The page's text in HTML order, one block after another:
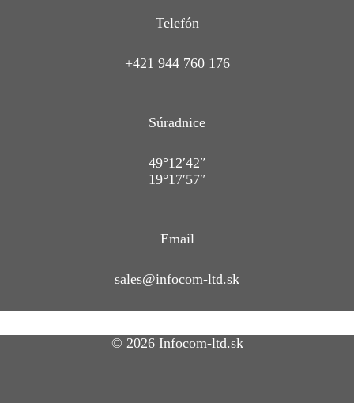
Telefón
+421 944 760 176
Súradnice
49°12′42″
19°17′57″
Email
sales@infocom-ltd.sk
© 2026 Infocom-ltd.sk